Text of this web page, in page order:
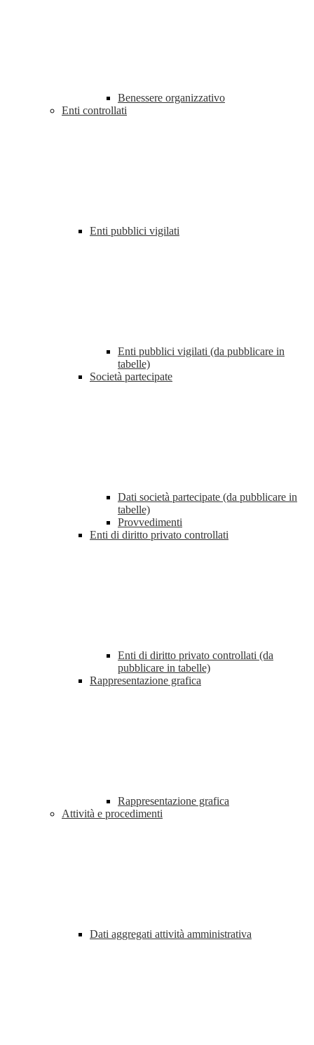
Benessere organizzativo
Enti controllati
Enti pubblici vigilati
Enti pubblici vigilati (da pubblicare in
tabelle)
Società partecipate
Dati società partecipate (da pubblicare in
tabelle)
Provvedimenti
Enti di diritto privato controllati
Enti di diritto privato controllati (da
pubblicare in tabelle)
Rappresentazione grafica
Rappresentazione grafica
Attività e procedimenti
Dati aggregati attività amministrativa